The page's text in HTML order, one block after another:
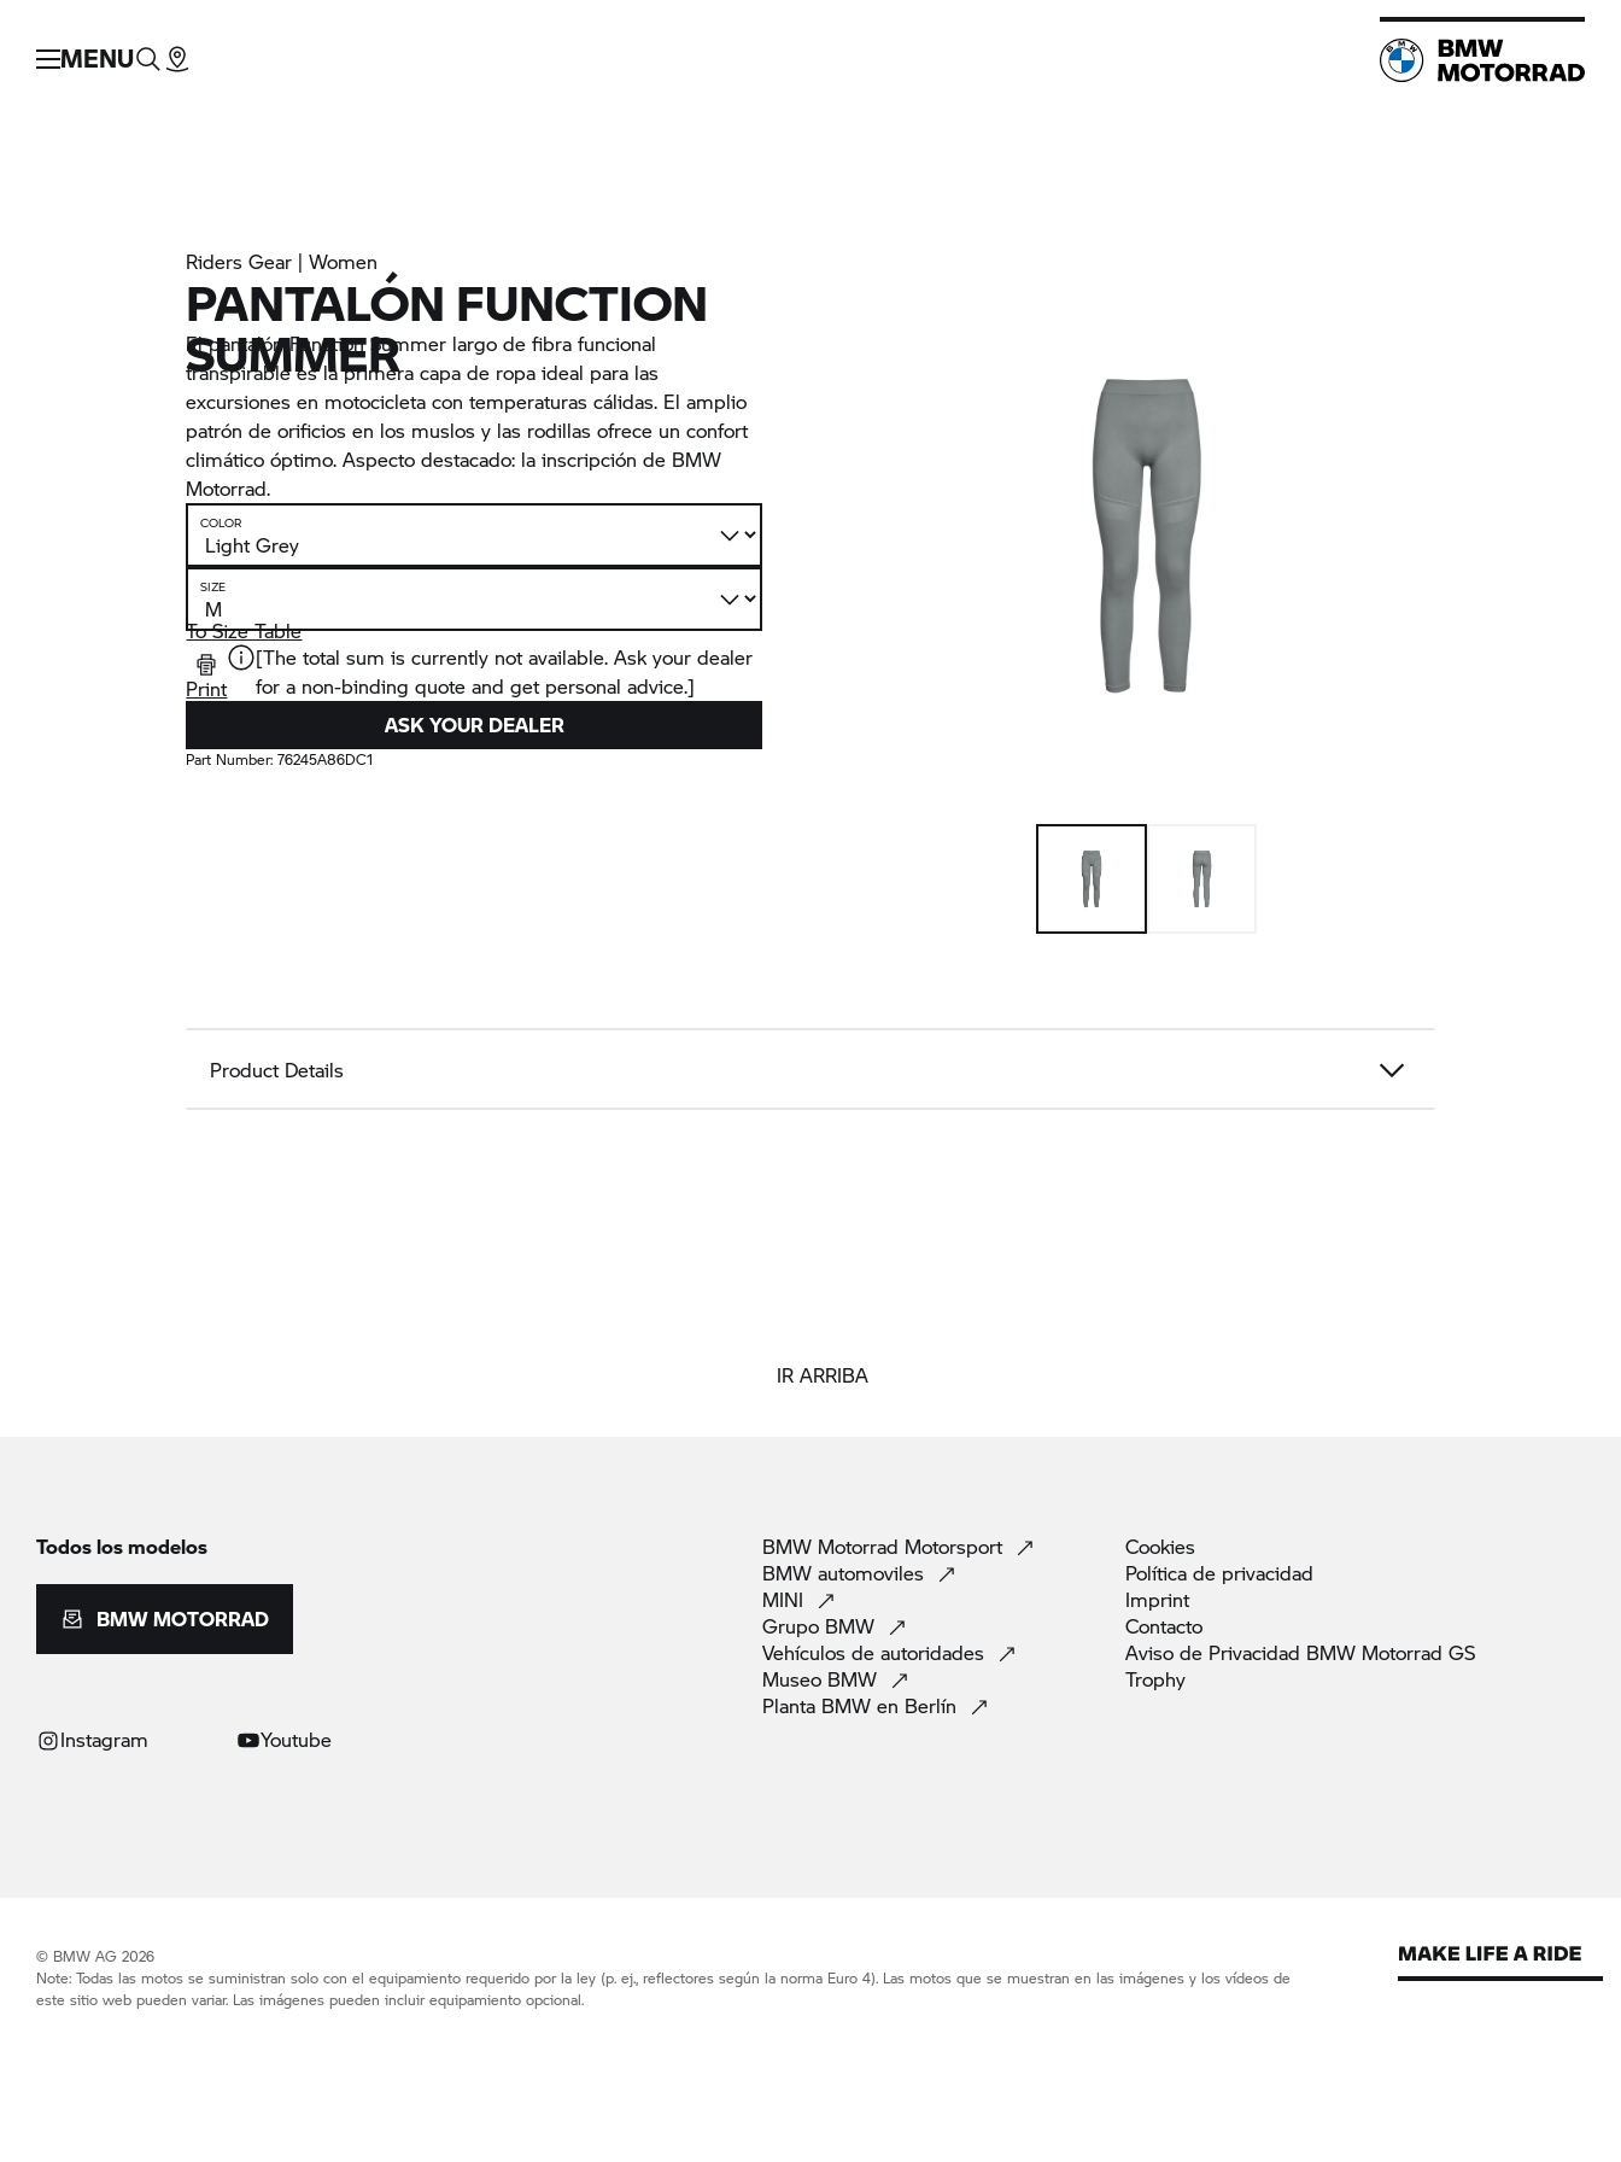
MENU
Riders Gear | Women
PANTALÓN FUNCTION
SUMMER
El pantalón Function Summer largo de fibra funcional
transpirable es la primera capa de ropa ideal para las
excursiones en motocicleta con temperaturas cálidas. El amplio
patrón de orificios en los muslos y las rodillas ofrece un confort
climático óptimo. Aspecto destacado: la inscripción de BMW
Motorrad.
COLOR
SIZE
To Size Table
Print
[The total sum is currently not available. Ask your dealer
for a non-binding quote and get personal advice.]
ASK YOUR DEALER
Part Number:76245A86DC1
Product Details
IR ARRIBA
Todos los modelos
BMW MOTORRAD
Instagram Youtube
BMW Motorrad Motorsport
BMW automoviles
MINI
Grupo BMW
Vehículos de autoridades
Museo BMW
Planta BMW en Berlín
Cookies
Política de privacidad
Imprint
Contacto
Aviso de Privacidad BMW Motorrad GS
Trophy
© BMW AG 2026
Note: Todas las motos se suministran solo con el equipamiento requerido por la ley (p. ej., reflectores según la norma Euro 4). Las motos que se muestran en las imágenes y los vídeos de
este sitio web pueden variar. Las imágenes pueden incluir equipamiento opcional.